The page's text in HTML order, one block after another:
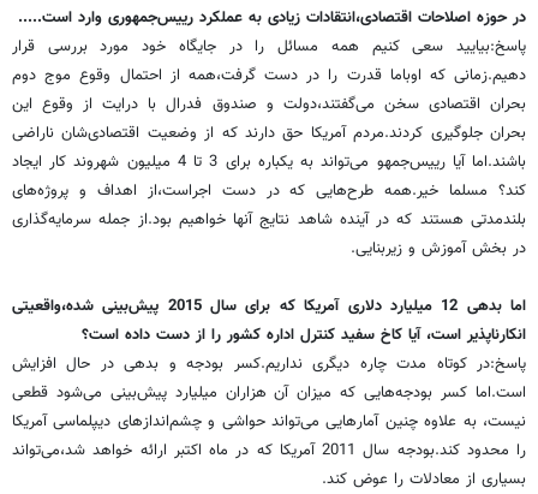
در حوزه اصلاحات اقتصادی،انتقادات زیادی به عملکرد رییس‌جمهوری وارد است.....
پاسخ:بیایید سعی کنیم همه مسائل را در جایگاه خود مورد بررسی قرار
دهیم.زمانی که اوباما قدرت را در دست گرفت،همه از احتمال وقوع موج دوم
بحران اقتصادی سخن می‌گفتند،دولت و صندوق فدرال با درایت از وقوع این
بحران جلوگیری کردند.مردم آمریکا حق دارند که از وضعیت اقتصادی‌شان ناراضی
باشند.اما آیا رییس‌‌جمهو می‌تواند به یکباره برای 3 تا 4 میلیون شهروند کار ایجاد
کند؟ مسلما خیر.همه طرح‌هایی که در دست اجراست،از اهداف و پروژه‌های
بلندمدتی هستند که در آینده شاهد نتایج آنها خواهیم بود.از جمله سرمایه‌گذاری
در بخش آموزش و زیربنایی.
اما بدهی 12 میلیارد دلاری آمریکا که برای سال 2015 پیش‌بینی شده،واقعیتی
انکارناپذیر است، آیا کاخ سفید کنترل اداره کشور را از دست داده است؟
پاسخ:در کوتاه مدت چاره دیگری نداریم.کسر بودجه و بدهی در حال افزایش
است.اما کسر بودجه‌هایی که میزان آن هزاران میلیارد پیش‌بینی می‌شود قطعی
نیست، به علاوه چنین آمارهایی می‌تواند حواشی و چشم‌اندازهای دیپلماسی آمریکا
را محدود کند.بودجه سال 2011 آمریکا که در ماه اکتبر ارائه خواهد شد،می‌تواند
بسیاری از معادلات را عوض کند.